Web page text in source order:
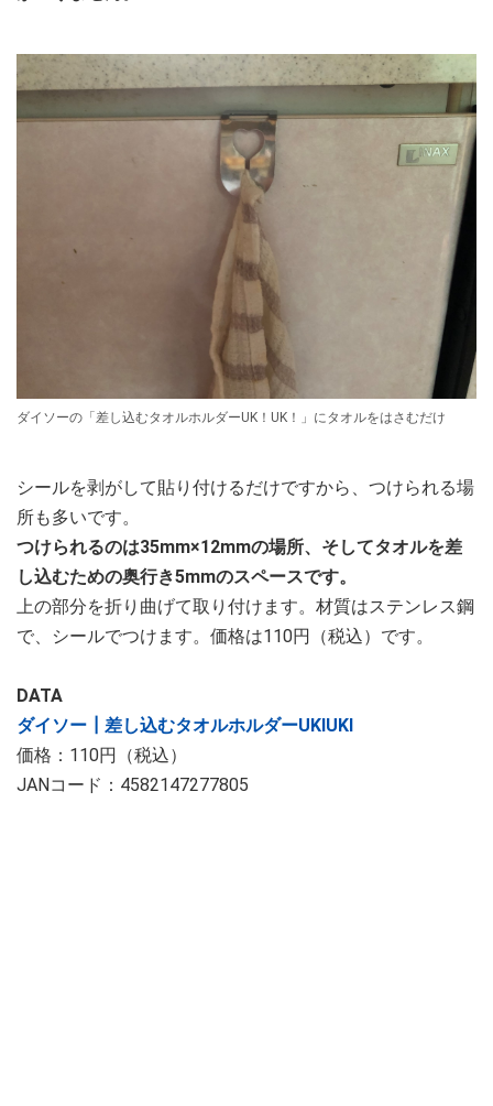
ダイソーの「差し込むタオルホルダーUK！UK！」にタオルをはさむだけ
シールを剥がして貼り付けるだけですから、つけられる場
所も多いです。
つけられるのは35mm×12mmの場所、そしてタオルを差
し込むための奥行き5mmのスペースです。
上の部分を折り曲げて取り付けます。材質はステンレス鋼
で、シールでつけます。価格は110円（税込）です。
DATA
ダイソー┃差し込むタオルホルダーUKIUKI
価格：110円（税込）
JANコード：4582147277805